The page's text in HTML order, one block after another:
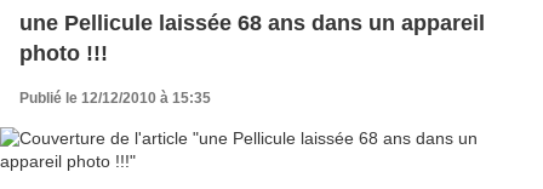
une Pellicule laissée 68 ans dans un appareil
photo !!!
Publié le 12/12/2010 à 15:35